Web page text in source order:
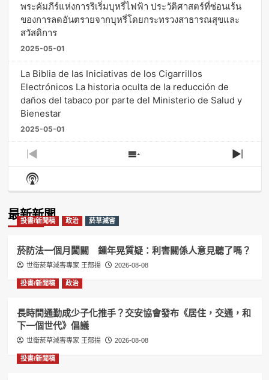
พระคัมภีร์แห่งการริเริ่มบุหรี่ไฟฟ้า ประวัติศาสตร์ที่ซ่อนเร้น
ของการลดอันตรายจากบุหรี่โดยกระทรวงสาธารณสุขและ
สวัสดิการ
2025-05-01
La Biblia de las Iniciativas de los Cigarrillos
Electrónicos La historia oculta de la reducción de
daños del tabaco por parte del Ministerio de Salud y
Bienestar
2025-05-01
Previous
Episode
Show
Episodes
Next
Show
Podcast
最新新聞
投書/新聞稿 政治 菸草減害
菸防法一個月闖關 鍾年晃質疑：利害關係人意見聽了嗎？
世衛菸草減害專家 王郁揚 2026-08-08
投書/新聞稿 政治
長時間通勤成少子化推手？交安協會發布《居住，交通，和
下一個世代》倡議
世衛菸草減害專家 王郁揚 2026-08-08
投書/新聞稿